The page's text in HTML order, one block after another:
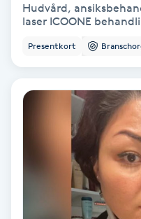
Hudvård
Hyperhidros
Hårborttagning
Hårbottenbehandling
Hudvård,
laser ICOONE
Presentkort